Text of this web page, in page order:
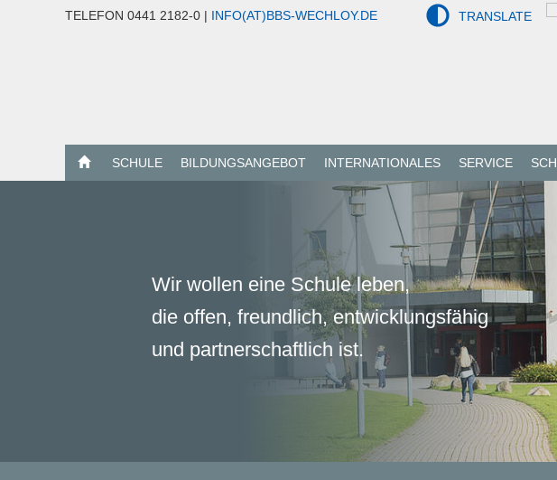
TELEFON 0441 2182-0 | INFO(AT)BBS-WECHLOY.DE TRANSLATE
SCHULE BILDUNGSANGEBOT INTERNATIONALES SERVICE
Wir wollen eine Schule leben,
die offen, freundlich, entwicklungsfähig
und partnerschaftlich ist.